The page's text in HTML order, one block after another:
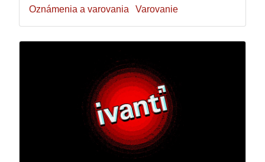
Oznámenia a varovania
Varovanie